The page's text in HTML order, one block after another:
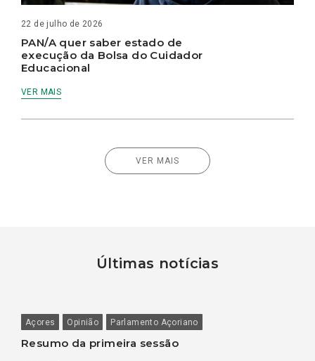
22 de julho de 2026
PAN/A quer saber estado de
execução da Bolsa do Cuidador
Educacional
VER MAIS
VER MAIS
Últimas notícias
Açores Opinião Parlamento Açoriano
Resumo da primeira sessão